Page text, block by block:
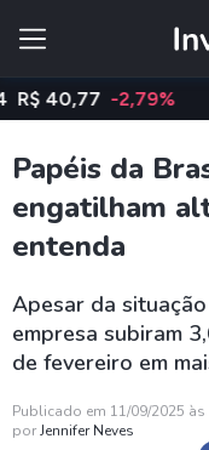
-2,79%
Papéis da
engatilham
entenda
Apesar da
empresa subiram
de fevereiro em
Publicado em 11/09/2025 às
porJennifer Neves